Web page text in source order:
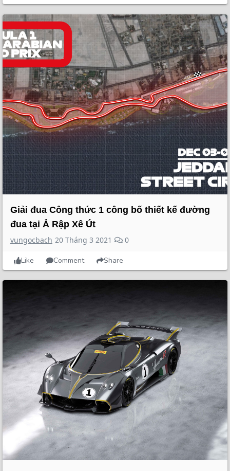
Giải đua Công thức 1 công bố thiết kế đường
đua tại Ả Rập Xê Út
vungocbach 20 Tháng 3 2021 0
Like Comment Share